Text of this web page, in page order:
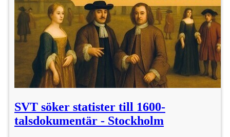
SVT söker statister till 1600-
talsdokumentär - Stockholm